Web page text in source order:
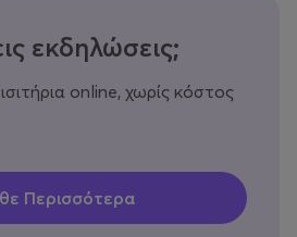
εκδηλώσεις;
online, χωρίς κόστος